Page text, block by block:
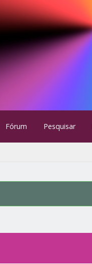
Fórum Pesquisar